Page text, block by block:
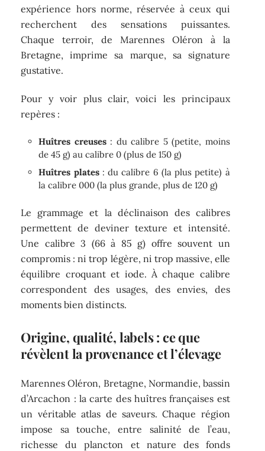
expérience hors norme, réservée à ceux qui
recherchent des sensations puissantes.
Chaque terroir, de Marennes Oléron à la
Bretagne, imprime sa marque, sa signature
gustative.
Pour y voir plus clair, voici les principaux
repères :
Huîtres creuses: du calibre 5 (petite, moins
de 45 g) au calibre 0 (plus de 150 g)
Huîtres plates: du calibre 6 (la plus petite) à
la calibre 000 (la plus grande, plus de 120 g)
Le grammage et la déclinaison des calibres
permettent de deviner texture et intensité.
Une calibre 3 (66 à 85 g) offre souvent un
compromis : ni trop légère, ni trop massive, elle
équilibre croquant et iode. À chaque calibre
correspondent des usages, des envies, des
moments bien distincts.
Origine, qualité, labels : ce que
révèlent la provenance et l’élevage
Marennes Oléron, Bretagne, Normandie, bassin
d’Arcachon : la carte des huîtres françaises est
un véritable atlas de saveurs. Chaque région
impose sa touche, entre salinité de l’eau,
richesse du plancton et nature des fonds